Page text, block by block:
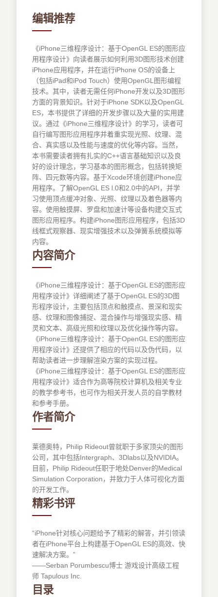
编辑推荐
《iPhone三维程序设计：基于OpenGL ES的图形应
用程序设计》向读者展示如何利用3D图形技术创建
iPhone应用程序，并在运行iPhone OS的设备上
（包括iPad和iPod Touch）使用OpenGL图形编程
技术。其中，读者无需任何iPhone开发以及3D图形
方面的背景知识。针对于iPhone SDK以及OpenGL
ES，本书提供了详细的开发步骤以及大量的实用建
议。通过《iPhone三维程序设计》的学习，读者可
自行编写图形应用程序并着重实现光照、纹理、混
合、真实感以及性能与速度的优化等内容。当然，
本书需要读者拥有扎实的C++语言基础知识以及良
好的设计理念，学习基本的图形概念，包括转换矩
阵、四元数等内容。基于Xcode环境创建iPhone应
用程序。了解OpenGL ES l.0和2.0中的API，并学
习使用顶点缓冲对象、光照、纹理以及着色器等内
容。使用触摸屏、罗盘和加速计等设备构建交互式
图形应用程序。构建iPhone图形应用程序，包括3D
线框式观察器、现实增强技术以及弹簧系统模拟等
内容。
内容简介
《iPhone三维程序设计：基于OpenGL ES的图形应
用程序设计》详细阐述了基于OpenGL ES的3D图
形程序设计，主要包括顶点和触摸点、景深和现实
感、纹理和图像捕捉、混合操作与增强现实感、精
灵和文本、高级光照和纹理以及优化操作等内容。
《iPhone三维程序设计：基于OpenGL ES的图形应
用程序设计》还提供了相应的代码以及伪代码，以
帮助读者进一步理解渲染方案的实现过程。
《iPhone三维程序设计：基于OpenGL ES的图形应
用程序设计》适合作为高等院校计算机及相关专业
的教学参考书，也可作为相关开发人员的自学教材
和参考手册。
作者简介
莱德奥特，Philip Rideout曾就职于多家顶尖的图形
公司，其中包括Intergraph、3Dlabs以及NVIDIA。
目前，Philip Rideout任职于地处Denver的Medical
Simulation Corporation，并致力于人体可视化方面
的开发工作。
精彩书评
“iPhone针对核心问题给予了精彩的解答，并引领读
者在iPhone平台上构建基于OpenGL ES的高效、快
速解决方案。”
——Serban Porumbescu博士 游戏设计高级工程
师 Tapulous Inc.
目录